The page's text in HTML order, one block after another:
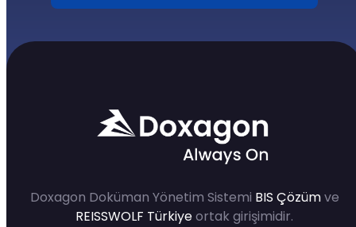
Doxagon Doküman Yönetim Sistemi BIS Çözümve
REISSWOLF Türkiyeortak girişimidir.